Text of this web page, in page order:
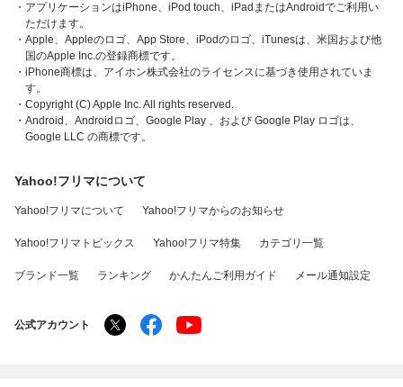
・アプリケーションはiPhone、iPod touch、iPadまたはAndroidでご利用い
ただけます。
・Apple、Appleのロゴ、App Store、iPodのロゴ、iTunesは、米国および他
国のApple Inc.の登録商標です。
・iPhone商標は、アイホン株式会社のライセンスに基づき使用されていま
す。
・Copyright (C) Apple Inc. All rights reserved.
・Android、Androidロゴ、Google Play 、および Google Play ロゴは、
Google LLC の商標です。
Yahoo!フリマについて
Yahoo!フリマについて Yahoo!フリマからのお知らせ
Yahoo!フリマトピックス Yahoo!フリマ特集 カテゴリ一覧
ブランド一覧 ランキング かんたんご利用ガイド メール通知設定
公式アカウント